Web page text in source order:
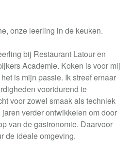
onze leerling in de keuken.
bij Restaurant Latour en
Academie. Koken is voor mij
is mijn passie. Ik streef ernaar
voortdurend te
voor zowel smaak als techniek
verder ontwikkelen om door
van de gastronomie. Daarvoor
de ideale omgeving.